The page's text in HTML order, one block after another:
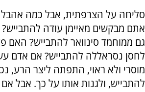
סליחה על הצרפתית, אבל כמה
אתם מבקשים מאיימן עודה
גם ממוחמד סינוואר להתבייש? האם
לחסן נסראללה להתבייש? אם אדם
מוסרי ולא ראוי, התפתה ליצר הרע,
להתבייש, ולגנות אותו על כך. אבל